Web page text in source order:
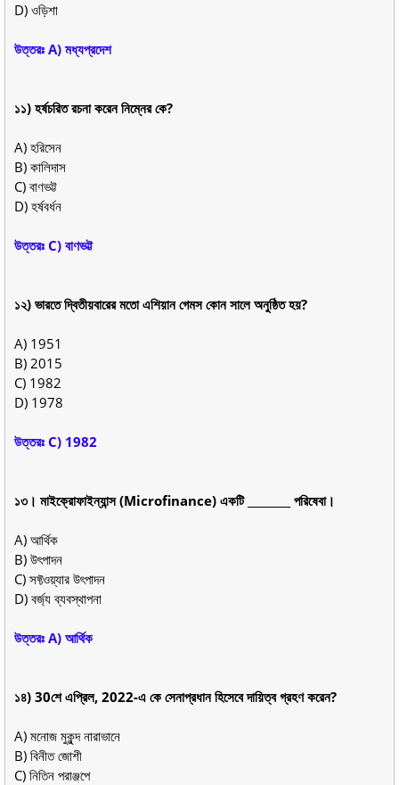
D) ওড়িশা
উত্তরঃ A) মধ্যপ্রদেশ
১১) হর্ষচরিত রচনা করেন নিম্নের কে?
A) হরিসেন
B) কালিদাস
C) বাণভট্ট
D) হর্ষবর্ধন
উত্তরঃ C) বাণভট্ট
১২) ভারতে দ্বিতীয়বারের মতো এশিয়ান গেমস কোন সালে অনুষ্ঠিত হয়?
A) 1951
B) 2015
C) 1982
D) 1978
উত্তরঃ C) 1982
১৩। মাইক্রোফাইন্যান্স (Microfinance) একটি ________ পরিষেবা।
A) আর্থিক
B) উৎপাদন
C) সফ্টওয়্যার উৎপাদন
D) বর্জ্য ব্যবস্থাপনা
উত্তরঃ A) আর্থিক
১৪) 30শে এপ্রিল, 2022-এ কে সেনাপ্রধান হিসেবে দায়িত্ব গ্রহণ করেন?
A) মনোজ মুকুন্দ নারাভানে
B) বিনীত জোশী
C) নিতিন পরাঞ্জপে